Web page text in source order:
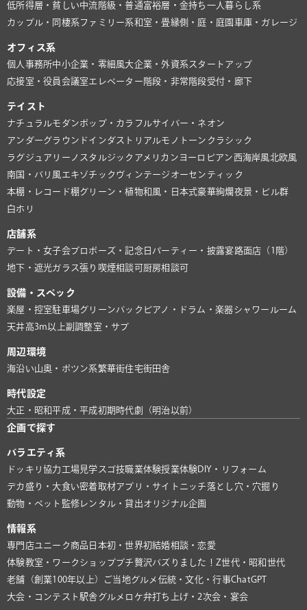
低所得層・貧しい中流階級・普通富裕層・金持ち 一人暮らし系
カップル・同棲系ファミリー系和室・畳縁側・庭・庭園 車庫・ガレージ
オフィス系
個人事務所中小企業・零細風大企業・外資系スタートアップ
応接室・役員会議室 エレベーター 階段・非常階段受付・廊下
テイスト
ナチュラルモダンポップ・カラフルサイバー・ネオン
アンダーグラウンド インダストリアルモノトーン クラシック
ラグジュアリー ノスタルジック アメリカン ヨーロピアン 西海岸風北欧風
南国・バリ風 エキゾチック ヴィンテージ オーセンティック
本棚・レコード棚グリーン・植物和風・日本式豪華絢爛夜景・ビル群
白ホリ
店舗系
デート・女子会プロポーズ・記念日 パーティー・披露宴路面店（1階）
地下・遮光ガラス張り 喫煙相談可 厨房相談可
設備・スペック
楽屋・控室駐車場グリーンバック ピアノ・ドラム・楽器シャワールーム
天井高3m以上副調整室・サブ
周辺環境
海沿い山奥・ポツン系繁華街住宅街田舎
時代設定
大正・昭和平成・平成初期時代劇（明治以前）
企画で探す
バラエティ系
ドッキリ協力 工場見学 スゴ技職業体験授業体験 DIY・リフォーム
デカ盛り・大食い密着取材アプリ・サイト ニッチ落とし穴・穴掘り
動物・ペット 監修 レンタル・貸出オリジナル企画
情報系
専門店ユニーク商品 日本初・世界初結婚相談・恋愛
体験教室・ワークショッププチ贅沢バズりました！ Z世代・昭和世代
老舗（創業100年以上）
ご当地グルメ 伝統・文化・行事ChatGPT
大会・コンテスト 駅舎グルメ ロケ弁打ち上げ・2次会・宴会